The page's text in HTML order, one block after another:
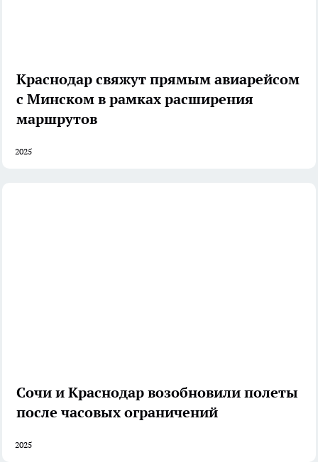
Краснодар свяжут прямым авиарейсом
с Минском в рамках расширения
маршрутов
2025
Сочи и Краснодар возобновили полеты
после часовых ограничений
2025